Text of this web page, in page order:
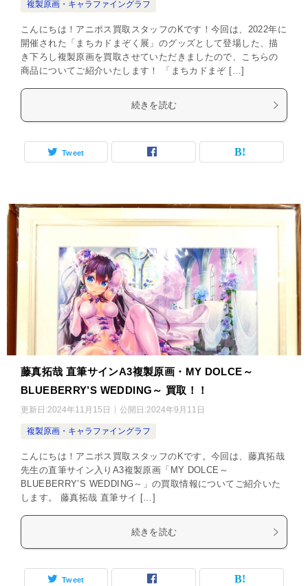
複製原画・キャラファイングラフ
こんにちは！アニポス買取スタッフのKです！今回は、2022年に
開催された「まちカドまぞく展」のグッズとして登場した、描
き下ろし複製原画を買取させていただきましたので、こちらの
商品についてご紹介いたします！ 「まちカドまぞ […]
続きを読む
Tweet
藤真拓哉 直筆サインA3複製原画・MY DOLCE～
BLUEBERRY’S WEDDING～ 買取！！
更新日:2024年11月15日 公開日:2024年9月11日
複製原画・キャラファイングラフ
こんにちは！アニポス買取スタッフのKです。今回は、藤真拓哉
先生の直筆サイン入りA3複製原画「MY DOLCE～
BLUEBERRY’S WEDDING～」の買取情報についてご紹介いた
します。 藤真拓哉 直筆サイ […]
続きを読む
Tweet